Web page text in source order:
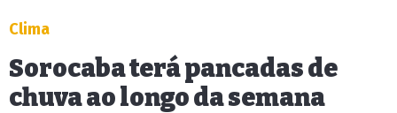
Clima
Sorocaba terá pancadas de
chuva ao longo da semana